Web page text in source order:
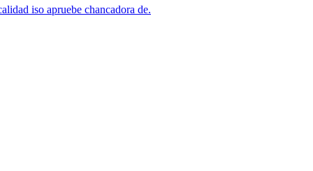
iso apruebe chancadora de.